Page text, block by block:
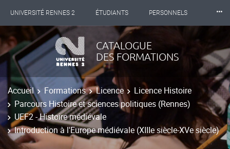
UNIVERSITÉ RENNES 2 ÉTUDIANTS PERSONNELS
INTERNATIONAL PROFESSIONNELS
LES NOUVELLES DE RENNES 2
⸱⸱⸱
CATALOGUE
DES FORMATIONS
Accueil Formations Licence
Licence Histoire
Parcours Histoire et sciences politiques (Rennes)
UEF2 - Histoire médiévale
Introduction à l'Europe médiévale (XIIIe siècle-XVe siècle)